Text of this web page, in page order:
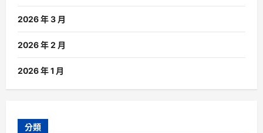
2026 年 3 月
2026 年 2 月
2026 年 1 月
分類